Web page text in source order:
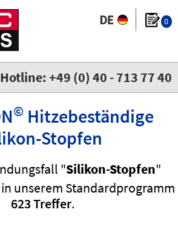
0
Hotline: +49 (0) 40 - 713 77 40
© Hitzebeständige
Stopfen
"Silikon-Stopfen"
unserem Standardprogramm
623 Treffer.